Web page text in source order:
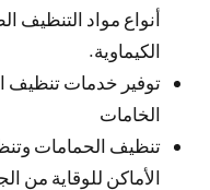
أنواع مواد التنظيف
الكيماوية.
توفير خدمات تنظيف
الخامات
تنظيف الحمامات
الأماكن للوقاية من